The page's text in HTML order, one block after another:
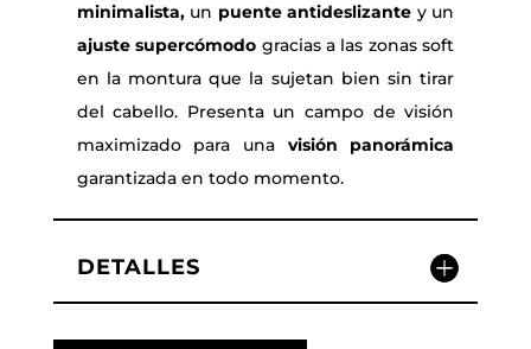
minimalista,un puente antideslizante y un
ajuste supercómodo gracias a las zonas soft
en la montura que la sujetan bien sin tirar
del cabello. Presenta un campo de visión
maximizado para una visión panorámica
garantizada en todo momento.
DETALLES